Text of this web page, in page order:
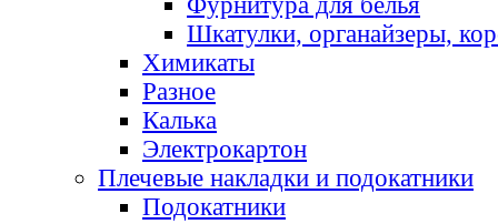
Шкатулки, органайзеры,
Химикаты
Разное
Калька
Электрокартон
Плечевые накладки и подокатники
Подокатники